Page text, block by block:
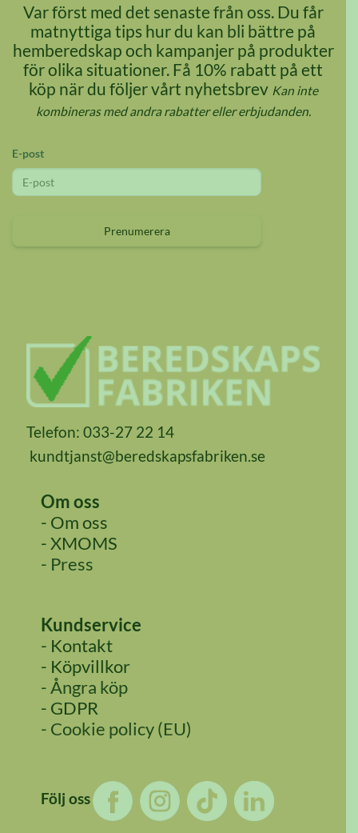
Var först med det senaste från oss. Du får
matnyttiga tips hur du kan bli bättre på
hemberedskap och kampanjer på produkter
för olika situationer. Få 10% rabatt på ett
köp när du följer vårt nyhetsbrev Kan inte
kombineras med andra rabatter eller erbjudanden.
E-post
Prenumerera
Telefon: 033-27 22 14
kundtjanst@beredskapsfabriken.se
Om oss
- Om oss
- XMOMS
- Press
Kundservice
- Kontakt
- Köpvillkor
- Ångra köp
- GDPR
- Cookie policy (EU)
Följ oss